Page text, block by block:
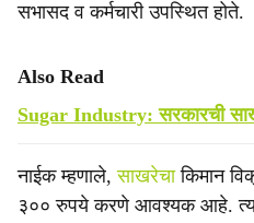
सभासद व कर्मचारी उपस्थित होते.
Also Read
Sugar Industry: सरकारची
नाईक म्हणाले,साखरेचाकिमान
३०० रुपये करणे आवश्यक आहे.